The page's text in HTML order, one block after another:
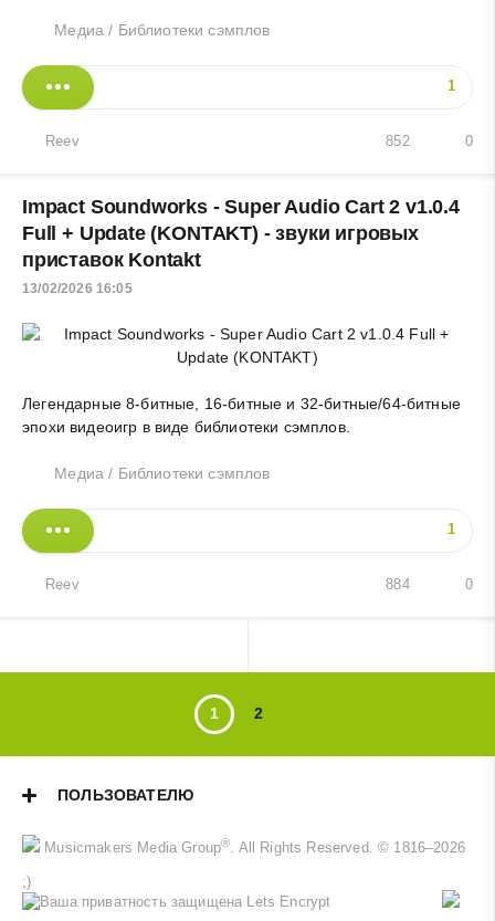
Медиа / Библиотеки сэмплов
1
Reev 0
852
Impact Soundworks - Super Audio Cart 2 v1.0.4
Full + Update (KONTAKT) - звуки игровых
приставок Kontakt
13/02/2026 16:05
Легендарные 8-битные, 16-битные и 32-битные/64-битные
эпохи видеоигр в виде библиотеки сэмплов.
Медиа / Библиотеки сэмплов
1
Reev 0
884
1 2
ПОЛЬЗОВАТЕЛЮ
Musicmakers Media Group®. All Rights Reserved. © 1816–2026
;)